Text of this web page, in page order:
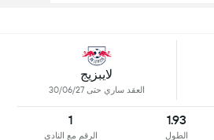
لايبزيج
العقد ساري حتى 30/06/27
1.93
الطول
1
الرقم مع النادي